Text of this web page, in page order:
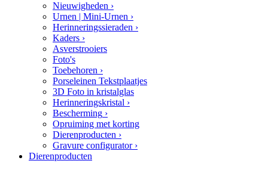
Nieuwigheden ›
Urnen | Mini-Urnen ›
Herinneringssieraden ›
Kaders ›
Asverstrooiers
Foto's
Toebehoren ›
Porseleinen Tekstplaatjes
3D Foto in kristalglas
Herinneringskristal ›
Bescherming ›
Opruiming met korting
Dierenproducten ›
Gravure configurator ›
Dierenproducten